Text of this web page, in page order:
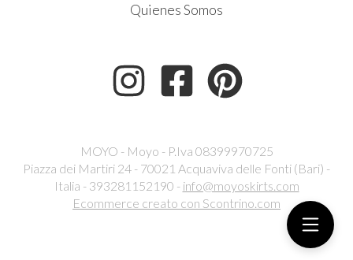
Quienes Somos
MOYO - Moyo - P.Iva 08399970725
Piazza dei Martiri 24 - 70021 Acquaviva delle Fonti (Bari) -
Italia - 393281152190 - info@moyoskirts.com
Ecommerce creato con Scontrino.com